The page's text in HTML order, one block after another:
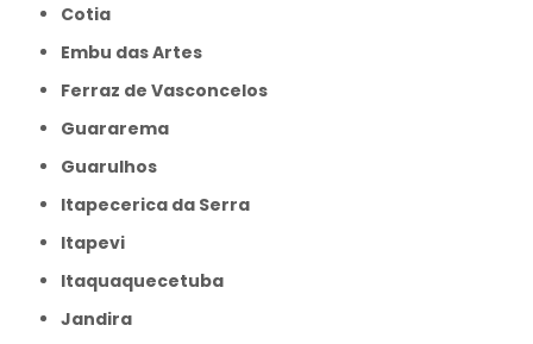
Cotia
Embu das Artes
Ferraz de Vasconcelos
Guararema
Guarulhos
Itapecerica da Serra
Itapevi
Itaquaquecetuba
Jandira